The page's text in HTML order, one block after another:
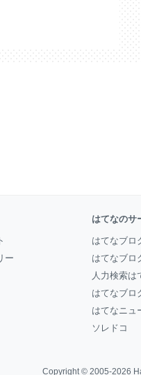
ー
はてなのサ
はてなブロ
はてなブロ
人力検索は
はてなブロ
はてなニュ
ソレドコ
Copyright © 2005-2026